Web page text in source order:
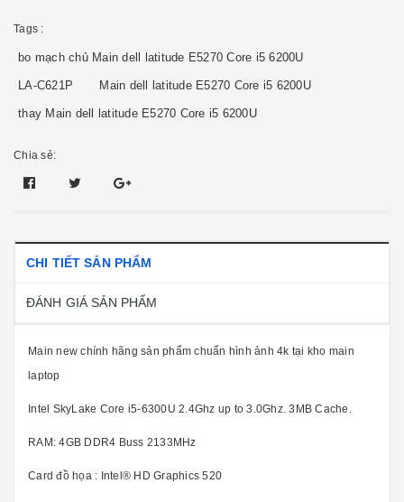
Tags :
bo mạch chủ Main dell latitude E5270 Core i5 6200U
LA-C621P Main dell latitude E5270 Core i5 6200U
thay Main dell latitude E5270 Core i5 6200U
Chia sẻ:
CHI TIẾT SẢN PHẨM
ĐÁNH GIÁ SẢN PHẨM
Main new chính hãng sản phẩm chuẩn hình ảnh 4k tại kho main
laptop
Intel SkyLake Core i5-6300U 2.4Ghz up to 3.0Ghz. 3MB Cache.
RAM: 4GB DDR4 Buss 2133MHz
Card đồ họa : Intel® HD Graphics 520